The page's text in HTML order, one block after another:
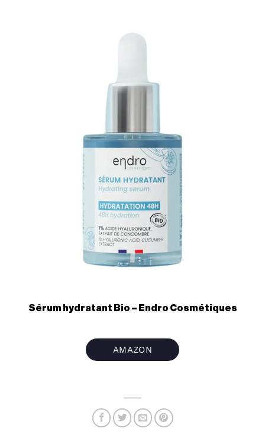
Sérum hydratant Bio – Endro Cosmétiques
AMAZON